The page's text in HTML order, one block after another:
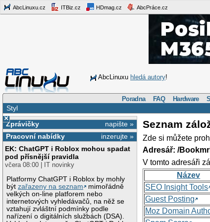
AbcLinuxu.cz ITBiz.cz HDmag.cz AbcPráce.cz
AbcLinuxu hledá autory!
Poradna FAQ Hardware
Styl
×
napište »
Zprávičky
inzerujte »
Pracovní nabídky
EK: ChatGPT i Roblox mohou spadat
pod přísnější pravidla
včera 08:00 | IT novinky
Platformy ChatGPT i Roblox by mohly
býtzařazeny na seznam
mimořádně
velkých on-line platforem nebo
internetových vyhledávačů, na něž se
vztahují zvláštní podmínky podle
nařízení o digitálních službách (DSA).
Seznam
Zde si můžete
Adresář: /
V tomto adresáři
Název
SEO Insight Tools
Guest Posting
Moz Domain